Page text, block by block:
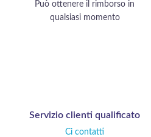
Può ottenere il rimborso in
qualsiasi momento
Servizio clienti qualificato
Ci contatti